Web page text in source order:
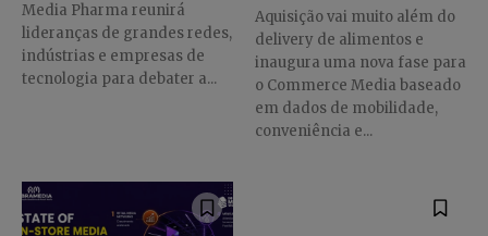
12,345
Fãs
5,678
Seguidores
12,345
Seguidores
Media Pharma reunirá
lideranças de grandes redes,
indústrias e empresas de
tecnologia para debater a...
Aquisição vai muito além do
delivery de alimentos e
inaugura uma nova fase para
o Commerce Media baseado
em dados de mobilidade,
conveniência e...